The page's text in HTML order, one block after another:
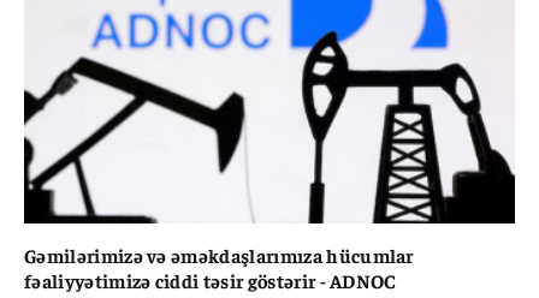
Gəmilərimizə və əməkdaşlarımıza hücumlar
fəaliyyətimizə ciddi təsir göstərir - ADNOC